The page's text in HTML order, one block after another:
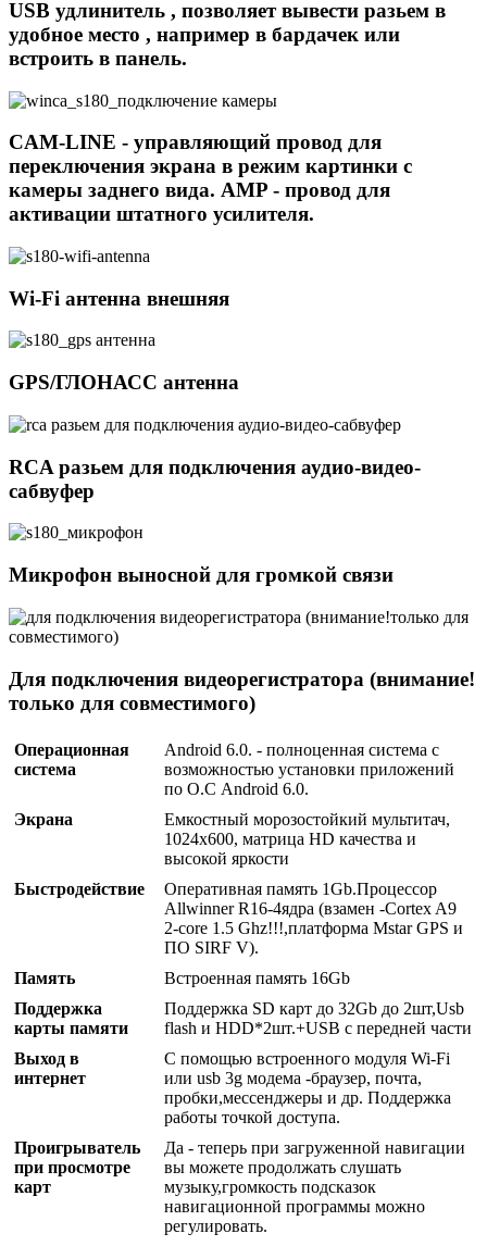
USB удлинитель , позволяет вывести разьем в
удобное место , например в бардачек или
встроить в панель.
CAM-LINE - управляющий провод для
переключения экрана в режим картинки с
камеры заднего вида. AMP - провод для
активации штатного усилителя.
Wi-Fi антенна внешняя
GPS/ГЛОНАСС антенна
RCA разьем для подключения аудио-видео-
сабвуфер
Микрофон выносной для громкой связи
Для подключения видеорегистратора (внимание!
только для совместимого)
Операционная
система
Android 6.0. - полноценная система с
возможностью установки приложений
по О.С Android 6.0.
Экрана
Емкостный морозостойкий мультитач,
1024х600, матрица HD качества и
высокой яркости
Быстродействие
Оперативная память 1Gb.Процессор
Allwinner R16-4ядра (взамен -Сortex A9
2-core 1.5 Ghz!!!,платформа Mstar GPS и
ПО SIRF V).
Память
Встроенная память 16Gb
Поддержка
карты памяти
Поддержка SD карт до 32Gb до 2шт,Usb
flash и HDD*2шт.+USB с передней части
Выход в
интернет
С помощью встроенного модуля Wi-Fi
или usb 3g модема -браузер, почта,
пробки,мессенджеры и др. Поддержка
работы точкой доступа.
Проигрыватель
при просмотре
карт
Да - теперь при загруженной навигации
вы можете продолжать слушать
музыку,громкость подсказок
навигационной программы можно
регулировать.